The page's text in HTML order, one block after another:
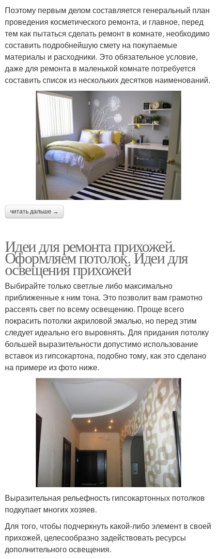
Поэтому первым делом составляется генеральный план
проведения косметического ремонта, и главное, перед
тем как пытаться сделать ремонт в комнате, необходимо
составить подробнейшую смету на покупаемые
материалы и расходники. Это обязательное условие,
даже для ремонта в маленькой комнате потребуется
составить список из нескольких десятков наименований.
читать дальше →
Идеи для ремонта прихожей.
Оформляем потолок. Идеи для
освещения прихожей
Выбирайте только светлые либо максимально
приближенные к ним тона. Это позволит вам грамотно
рассеять свет по всему освещению. Проще всего
покрасить потолки акриловой эмалью, но перед этим
следует идеально его выровнять. Для придания потолку
большей выразительности допустимо использование
вставок из гипсокартона, подобно тому, как это сделано
на примере из фото ниже.
Выразительная рельефность гипсокартонных потолков
подкупает многих хозяев.
Для того, чтобы подчеркнуть какой-либо элемент в своей
прихожей, целесообразно задействовать ресурсы
дополнительного освещения.